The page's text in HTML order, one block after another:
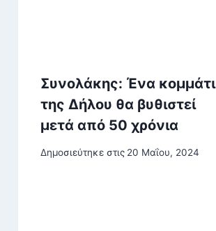
Συνολάκης: Ένα κομμάτι
της Δήλου θα βυθιστεί
μετά από 50 χρόνια
Δημοσιεύτηκε στις 20 Μαΐου, 2024